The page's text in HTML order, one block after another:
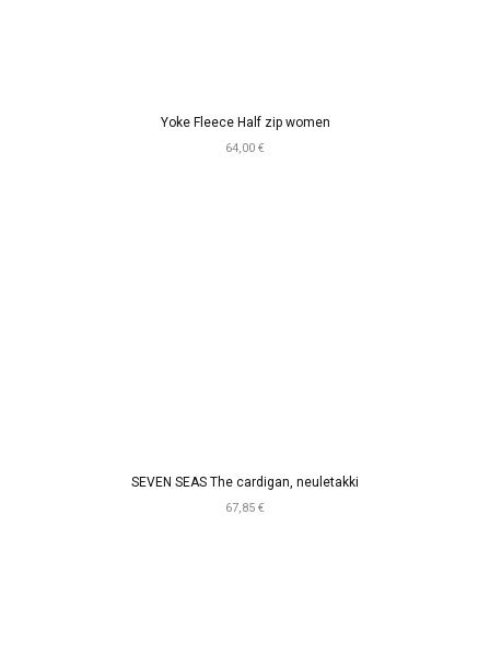
Yoke Fleece Half zip women
64,00 €
SEVEN SEAS The cardigan, neuletakki
67,85 €